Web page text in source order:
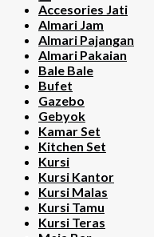
Accesories Jati
Almari Jam
Almari Pajangan
Almari Pakaian
Bale Bale
Bufet
Gazebo
Gebyok
Kamar Set
Kitchen Set
Kursi
Kursi Kantor
Kursi Malas
Kursi Tamu
Kursi Teras